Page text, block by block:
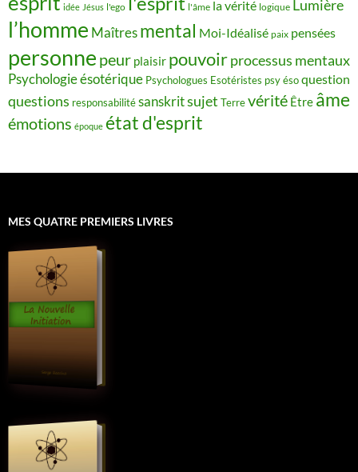
idée Jésus l'ego l'âme la vérité logique Lumière
l’homme Maîtres mental Moi-Idéalisé paix pensées
personne peur plaisir pouvoirprocessus mentaux
Psychologie ésotérique Psychologues Esotéristes psy ésoquestion
questions responsabilitésanskritsujet Terrevérité Être âme
émotions époque état d'esprit
MES QUATRE PREMIERS LIVRES